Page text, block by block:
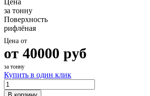
за тонну
Поверхность
рифлёная
Цена от
от 40000 руб
за тонну
Купить в один клик